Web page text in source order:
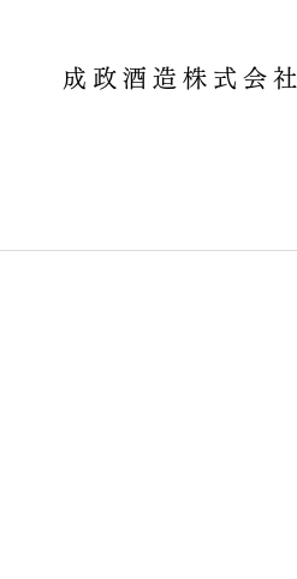
成政酒造株式会社